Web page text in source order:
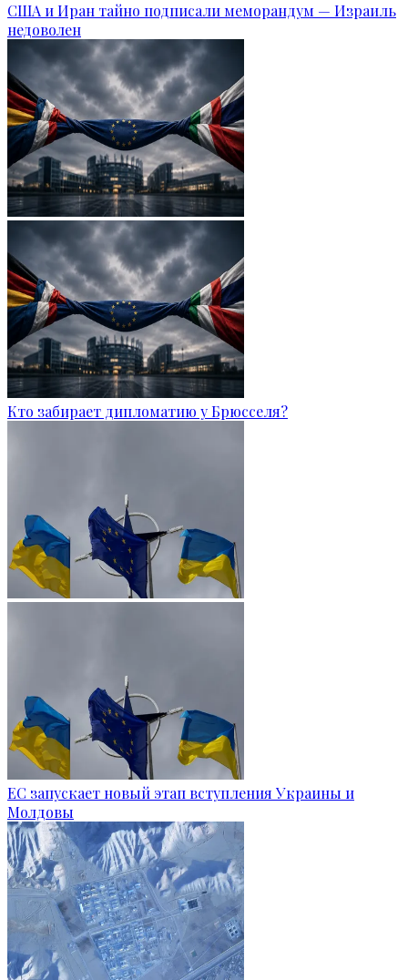
США и Иран тайно подписали меморандум — Израиль
недоволен
Кто забирает дипломатию у Брюсселя?
ЕС запускает новый этап вступления Украины и
Молдовы